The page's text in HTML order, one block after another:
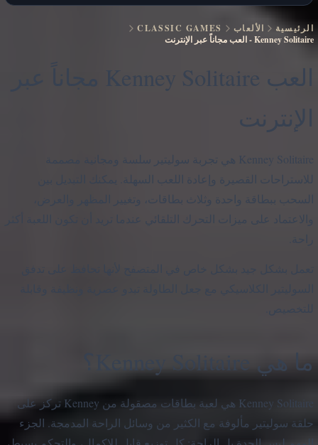
الرئيسية الألعاب
CLASSIC GAMES
Kenney Solitaire
-العب مجاناً عبر الإنترنت
الإنترنت
Kenney Solitaire هي تجربة سوليتير سلسة ومجانية مصممة
للاستراحات القصيرة وإعادة اللعب السهلة. يمكنك التبديل بين
السحب ببطاقة واحدة وثلاث بطاقات، وتغيير المظهر والعرض،
والاعتماد على ميزات التحرك التلقائي عندما تريد أن تكون اللعبة أكثر
راحة.
ما هي Kenney Solitaire؟
Kenney Solitaire هي لعبة بطاقات مصقولة من Kenney تركز على
حلقة سوليتير مألوفة مع الكثير من وسائل الراحة المدمجة. الجزء